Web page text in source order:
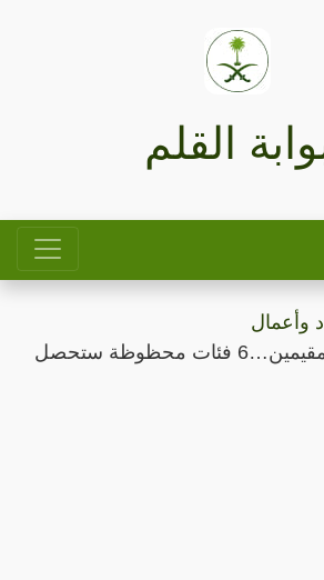
القلم
وأعمال
مليون ترحيب للمقيمين…6 فئات محظوظة ستحصل